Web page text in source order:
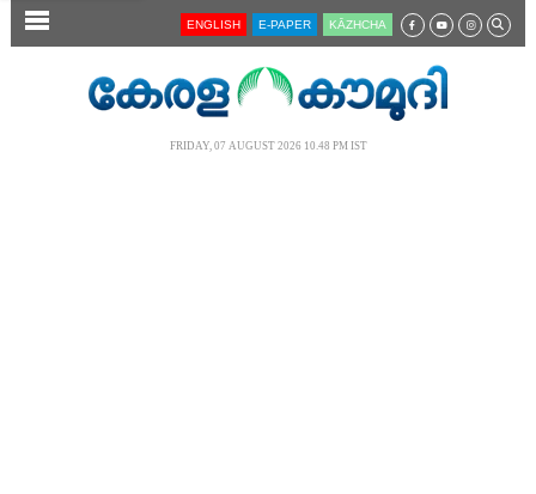
SECTIONS ENGLISH E-PAPER KĀZHCHA
FRIDAY, 07 AUGUST 2026 10.48 PM IST